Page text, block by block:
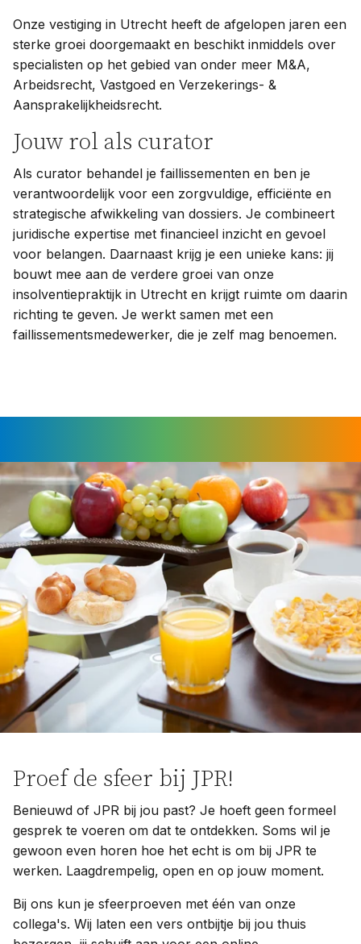
Onze vestiging in Utrecht heeft de afgelopen jaren een
sterke groei doorgemaakt en beschikt inmiddels over
specialisten op het gebied van onder meer M&A,
Arbeidsrecht, Vastgoed en Verzekerings- &
Aansprakelijkheidsrecht.
Jouw rol als curator
Als curator behandel je faillissementen en ben je
verantwoordelijk voor een zorgvuldige, efficiënte en
strategische afwikkeling van dossiers. Je combineert
juridische expertise met financieel inzicht en gevoel
voor belangen. Daarnaast krijg je een unieke kans: jij
bouwt mee aan de verdere groei van onze
insolventiepraktijk in Utrecht en krijgt ruimte om daarin
richting te geven. Je werkt samen met een
faillissementsmedewerker, die je zelf mag benoemen.
Proef de sfeer bij JPR!
Benieuwd of JPR bij jou past? Je hoeft geen formeel
gesprek te voeren om dat te ontdekken. Soms wil je
gewoon even horen hoe het echt is om bij JPR te
werken. Laagdrempelig, open en op jouw moment.
Bij ons kun je sfeerproeven met één van onze
collega's. Wij laten een vers ontbijtje bij jou thuis